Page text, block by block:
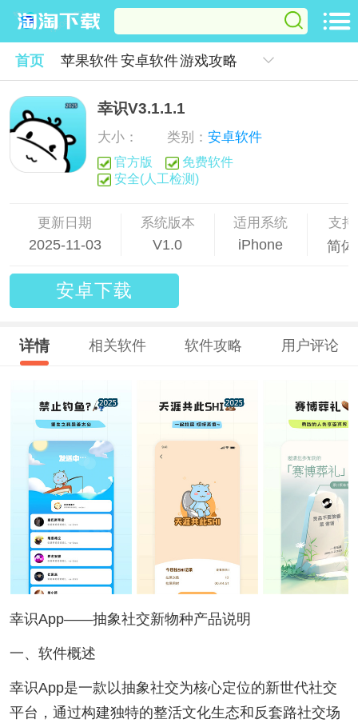
首页 苹果软件安卓软件游戏攻略
幸识V3.1.1.1
大小： 类别： 安卓软件
官方版
免费软件
安全(人工检测)
更新日期
2025-11-03
系统版本
V1.0
适用系统
iPhone
支
简
安卓下载
详情 相关软件 软件攻略 用户评论
幸识App——抽象社交新物种产品说明
一、软件概述
幸识App是一款以抽象社交为核心定位的新世代社交
平台，通过构建独特的整活文化生态和反套路社交场